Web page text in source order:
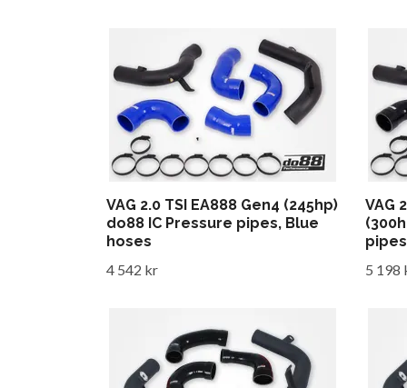
VAG 2.0 TSI EA888 Gen4 (245hp)
do88 IC Pressure pipes, Blue
hoses
4 542 kr
VAG
5 198